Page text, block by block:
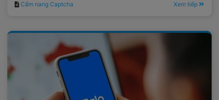
Cẩm nang Captcha
Xem tiếp